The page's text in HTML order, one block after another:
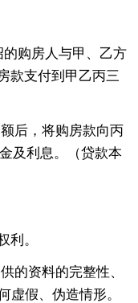
购房人与甲、乙方
款支付到甲乙丙三
后，将购房款向丙
及利息。（贷款本
利。
的资料的完整性、
虚假、伪造情形。